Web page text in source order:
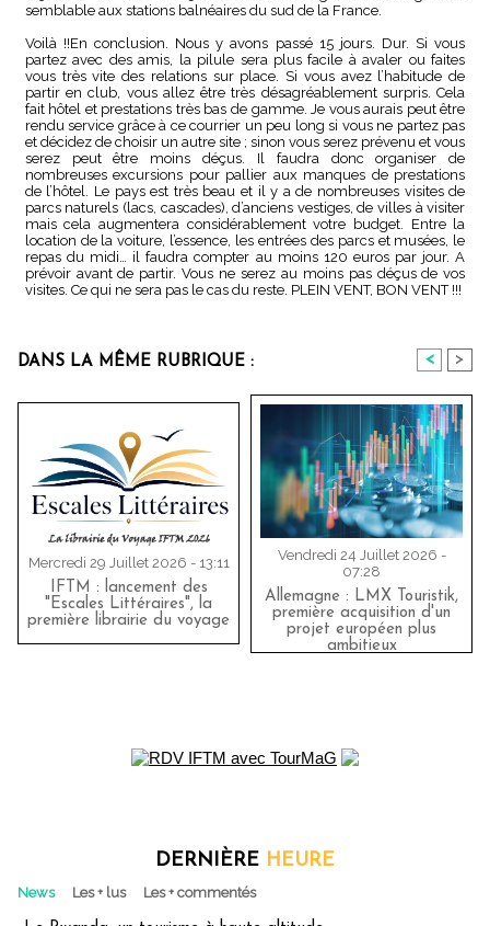
semblable aux stations balnéaires du sud de la France.
Voilà !!En conclusion. Nous y avons passé 15 jours. Dur. Si vous
partez avec des amis, la pilule sera plus facile à avaler ou faites
vous très vite des relations sur place. Si vous avez l’habitude de
partir en club, vous allez être très désagréablement surpris. Cela
fait hôtel et prestations très bas de gamme. Je vous aurais peut être
rendu service grâce à ce courrier un peu long si vous ne partez pas
et décidez de choisir un autre site ; sinon vous serez prévenu et vous
serez peut être moins déçus. Il faudra donc organiser de
nombreuses excursions pour pallier aux manques de prestations
de l’hôtel. Le pays est très beau et il y a de nombreuses visites de
parcs naturels (lacs, cascades), d’anciens vestiges, de villes à visiter
mais cela augmentera considérablement votre budget. Entre la
location de la voiture, l’essence, les entrées des parcs et musées, le
repas du midi… il faudra compter au moins 120 euros par jour. A
prévoir avant de partir. Vous ne serez au moins pas déçus de vos
visites. Ce qui ne sera pas le cas du reste. PLEIN VENT, BON VENT !!!
DANS LA MÊME RUBRIQUE : < >
Mercredi 29 Juillet 2026 - 13:11
IFTM : lancement des
"Escales Littéraires", la
première librairie du voyage
Vendredi 24 Juillet 2026 -
07:28
Allemagne : LMX Touristik,
première acquisition d'un
projet européen plus
ambitieux
DERNIÈRE HEURE
News Les + lus Les + commentés